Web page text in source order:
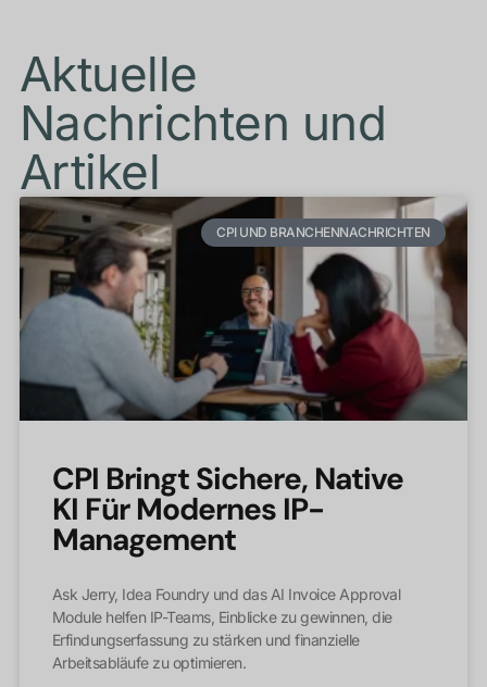
Aktuelle
Nachrichten und
Artikel
CPI UND BRANCHENNACHRICHTEN
CPI Bringt Sichere, Native
KI Für Modernes IP-
Management
Ask Jerry, Idea Foundry und das AI Invoice Approval
Module helfen IP-Teams, Einblicke zu gewinnen, die
Erfindungserfassung zu stärken und finanzielle
Arbeitsabläufe zu optimieren.